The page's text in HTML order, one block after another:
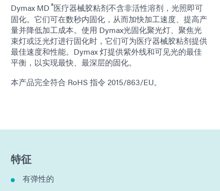
Dymax MD ®医疗器械胶粘剂不含非活性溶剂，光照即可
固化。它们可在数秒内固化，从而加快加工速度、提高产
量并降低加工成本。使用 Dymax光固化聚光灯、聚焦光
束灯或泛光灯进行固化时，它们可为医疗器械胶粘剂提供
最佳速度和性能。Dymax 灯提供紫外线和可见光的最佳
平衡，以实现最快、最深层的固化。
本产品完全符合 RoHS 指令 2015/863/EU。
特征
有弹性的